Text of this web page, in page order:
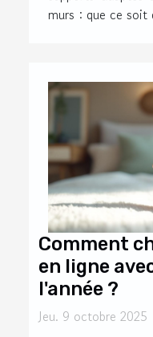
murs : que ce soit
Comment
en ligne
l'année ?
Jeu. 9 octobre 2025